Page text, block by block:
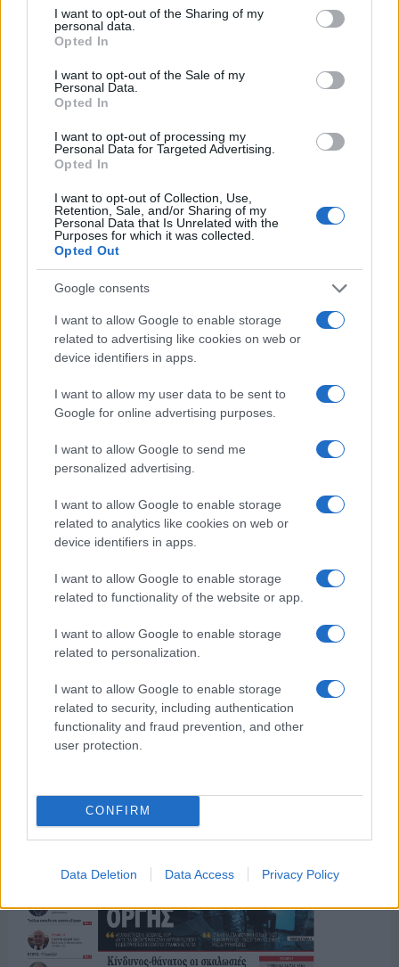
not limited to your visit or usage behaviour. You may click to
grant or deny consent to Google and its third-party tags to
use your data for below specified purposes in below Google
consent section.
I want to opt-out of the Sharing of my
personal data.
Opted In
I want to opt-out of the Sale of my
Personal Data.
Opted In
I want to opt-out of processing my
Personal Data for Targeted Advertising.
Opted In
I want to opt-out of Collection, Use,
Retention, Sale, and/or Sharing of my
Personal Data that Is Unrelated with the
Purposes for which it was collected.
Opted Out
Google consents
I want to allow Google to enable storage
related to advertising like cookies on web or
device identifiers in apps.
I want to allow my user data to be sent to
Google for online advertising purposes.
I want to allow Google to send me
personalized advertising.
I want to allow Google to enable storage
related to analytics like cookies on web or
device identifiers in apps.
I want to allow Google to enable storage
related to functionality of the website or app.
I want to allow Google to enable storage
related to personalization.
I want to allow Google to enable storage
related to security, including authentication
functionality and fraud prevention, and other
user protection.
CONFIRM
Data Deletion Data Access Privacy Policy
Η ΣΤΗΛΗ ΜΑΣ
της Ζωής μας
Οι άνθρωποι, οι αυθεντικές ιστορίες,
πολιτισμός που μας ενώνει κάθε μέρα.
ΓΙΑ ΤΟ ΚΑΛΟΚΑΙΡΙ ΣΟΥ →